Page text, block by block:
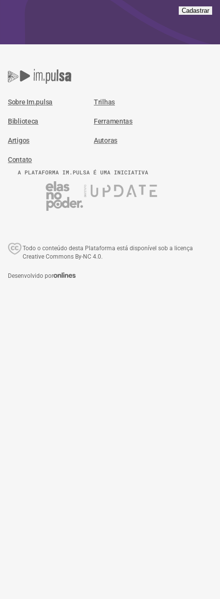
Cadastrar
Sobre Im.pulsa Trilhas
Biblioteca Ferramentas
Artigos Autoras
Contato
A PLATAFORMA IM.PULSA É UMA INICIATIVA
Todo o conteúdo desta Plataforma está disponível sob a licença
Creative Commons By-NC 4.0.
Desenvolvido por